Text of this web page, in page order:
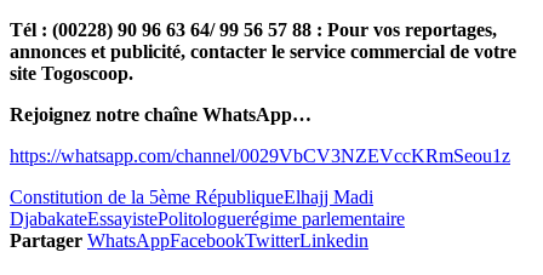
Tél : (00228) 90 96 63 64/ 99 56 57 88 : Pour vos reportages,
annonces et publicité, contacter le service commercial de votre
site Togoscoop.
Rejoignez notre chaîne WhatsApp…
https://whatsapp.com/channel/0029VbCV3NZEVccKRmSeou1z
Constitution de la 5ème RépubliqueElhajj Madi
DjabakateEssayistePolitologuerégime parlementaire
Partager WhatsAppFacebookTwitterLinkedin